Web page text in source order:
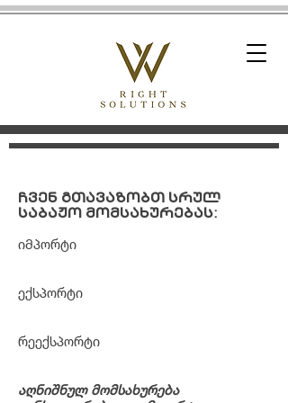
ჩვენ გთავაზობთ სრულ
საბაჟო მომსახურებას:
იმპორტი
ექსპორტი
რეექსპორტი
აღნიშნულ მომსახურება